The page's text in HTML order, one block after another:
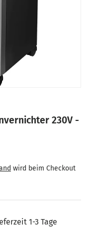
230V -
wird beim Checkout
1-3 Tage